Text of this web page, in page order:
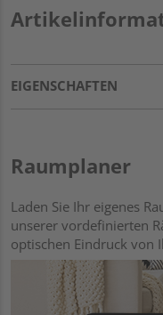
EIGENSCHAFTEN
Raumplaner
Laden Sie Ihr eigenes
unserer vordefinierten
optischen Eindruck von